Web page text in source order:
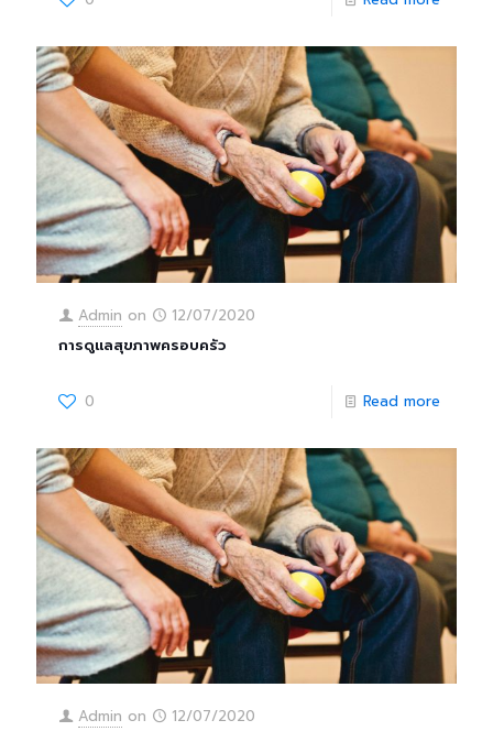
Admin on
12/07/2020
การดูแลสุขภาพครอบครัว
0 Read more
Admin on 12/07/2020